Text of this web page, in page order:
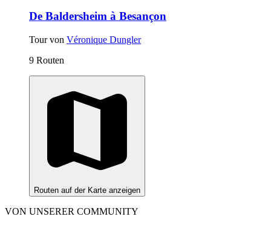
De Baldersheim à Besançon
Tour von Véronique Dungler
9 Routen
Routen auf der Karte anzeigen
VON UNSERER COMMUNITY